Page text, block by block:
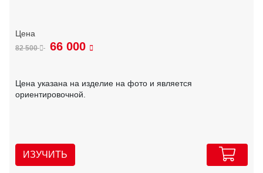
82 500 66 000
Цена указана на изделие на фото и является
ориентировочной.
ИЗУЧИТЬ